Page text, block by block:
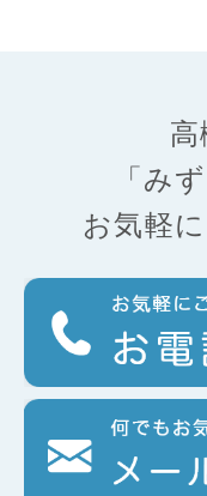
高
「み
お気軽